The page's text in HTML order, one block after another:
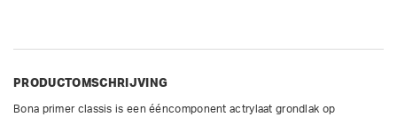
PRODUCTOMSCHRIJVING
Bona primer classis is een ééncomponent actrylaat grondlak op